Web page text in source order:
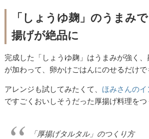
「しょうゆ麹」のうまみ
揚げが絶品に
完成した「しょうゆ麹」はうまみが強く
が加わって、卵かけごはんにのせるだけで
アレンジも試してみたくて、ほみさんの
ですごくおいしそうだった厚揚げ料理をつ
「厚揚げタルタル」のつくり方